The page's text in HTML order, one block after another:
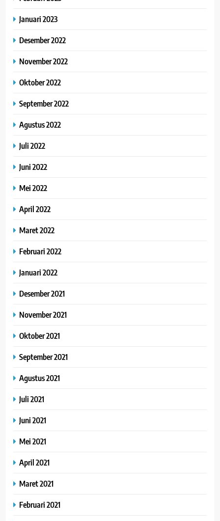
Januari 2023
Desember 2022
November 2022
Oktober 2022
September 2022
Agustus 2022
Juli 2022
Juni 2022
Mei 2022
April 2022
Maret 2022
Februari 2022
Januari 2022
Desember 2021
November 2021
Oktober 2021
September 2021
Agustus 2021
Juli 2021
Juni 2021
Mei 2021
April 2021
Maret 2021
Februari 2021